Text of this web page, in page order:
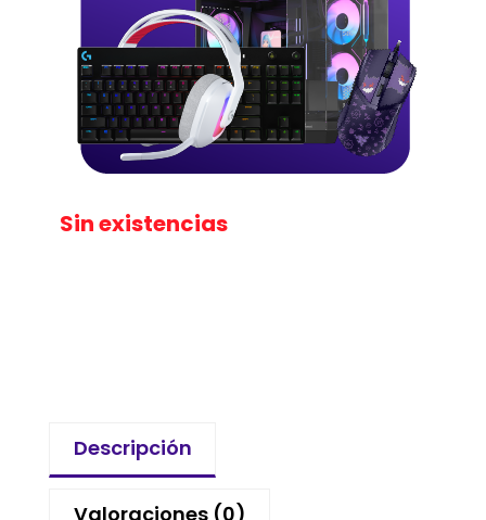
Sin existencias
Descripción
Valoraciones (0)